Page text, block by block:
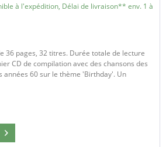
à l'expédition, Délai de livraison** env. 1 à
36 pages, 32 titres. Durée totale de lecture
CD de compilation avec des chansons des
années 60 sur le thème 'Birthday'. Un